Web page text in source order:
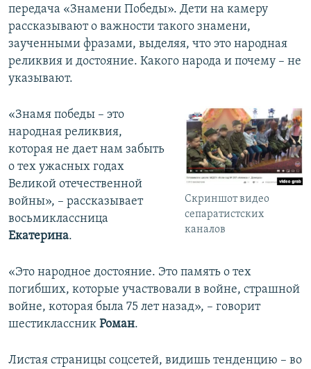
передача «Знамени Победы». Дети на камеру
рассказывают о важности такого знамени,
заученными фразами, выделяя, что это народная
реликвия и достояние. Какого народа и почему – не
указывают.
Скриншот видео
сепаратистских
каналов
«Знамя победы – это
народная реликвия,
которая не дает нам забыть
о тех ужасных годах
Великой отечественной
войны», – рассказывает
восьмиклассница
Екатерина.
«Это народное достояние. Это память о тех
погибших, которые участвовали в войне, страшной
войне, которая была 75 лет назад», – говорит
шестиклассник Роман.
Листая страницы соцсетей, видишь тенденцию – во